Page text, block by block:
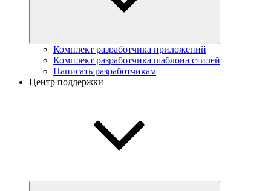
Комплект разработчика приложений
Комплект разработчика шаблона стилей
Написать разработчикам
Центр поддержки